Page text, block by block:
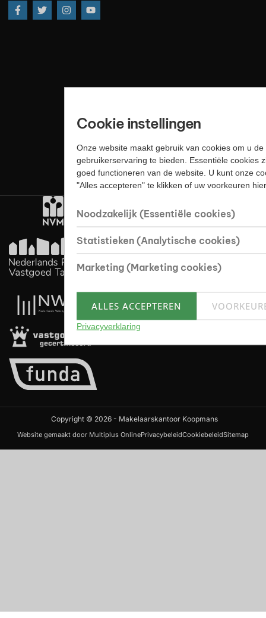
Copyright © 2026 - Makelaarskantoor Koopmans
Website gemaakt door Multiplus OnlinePrivacybeleidCookiebeleidSitemap
Cookie instellingen
Onze website maakt gebruik van cookies om u
gebruikerservaring te bieden. Essentiële cookies
goed functioneren van de website. U kunt onze
"Alles accepteren" te klikken of uw voorkeuren
Noodzakelijk (Essentiële cookies)
Statistieken (Analytische cookies)
Marketing (Marketing cookies)
ALLES ACCEPTEREN
Privacyverklaring